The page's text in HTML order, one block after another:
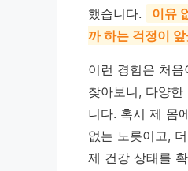
했습니다.
이유
까 하는 걱정이
이런 경험은 처음
찾아보니, 다양한
니다. 혹시 제 몸
없는 노릇이고,
제 건강 상태를